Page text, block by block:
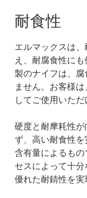
耐食性
エルマックスは
え、耐腐食性に
製のナイフは、
ません。お客様
してご使用いただ
硬度と耐摩耗性
ず、高い耐食性
含有量によるも
セスによって十分
優れた耐錆性を実